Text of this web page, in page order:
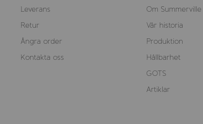
Leverans
Retur
Ångra order
Kontakta oss
Om Summerville
Vår historia
Produktion
Hållbarhet
GOTS
Artiklar